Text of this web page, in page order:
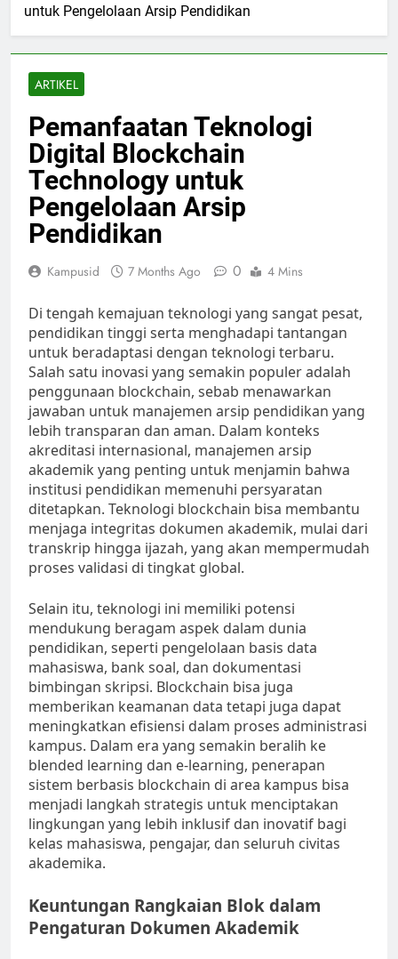
untuk Pengelolaan Arsip Pendidikan
ARTIKEL
Pemanfaatan Teknologi
Digital Blockchain
Technology untuk
Pengelolaan Arsip
Pendidikan
Kampusid 7 Months Ago 0 4 Mins
Di tengah kemajuan teknologi yang sangat pesat,
pendidikan tinggi serta menghadapi tantangan
untuk beradaptasi dengan teknologi terbaru.
Salah satu inovasi yang semakin populer adalah
penggunaan blockchain, sebab menawarkan
jawaban untuk manajemen arsip pendidikan yang
lebih transparan dan aman. Dalam konteks
akreditasi internasional, manajemen arsip
akademik yang penting untuk menjamin bahwa
institusi pendidikan memenuhi persyaratan
ditetapkan. Teknologi blockchain bisa membantu
menjaga integritas dokumen akademik, mulai dari
transkrip hingga ijazah, yang akan mempermudah
proses validasi di tingkat global.
Selain itu, teknologi ini memiliki potensi
mendukung beragam aspek dalam dunia
pendidikan, seperti pengelolaan basis data
mahasiswa, bank soal, dan dokumentasi
bimbingan skripsi. Blockchain bisa juga
memberikan keamanan data tetapi juga dapat
meningkatkan efisiensi dalam proses administrasi
kampus. Dalam era yang semakin beralih ke
blended learning dan e-learning, penerapan
sistem berbasis blockchain di area kampus bisa
menjadi langkah strategis untuk menciptakan
lingkungan yang lebih inklusif dan inovatif bagi
kelas mahasiswa, pengajar, dan seluruh civitas
akademika.
Keuntungan Rangkaian Blok dalam
Pengaturan Dokumen Akademik